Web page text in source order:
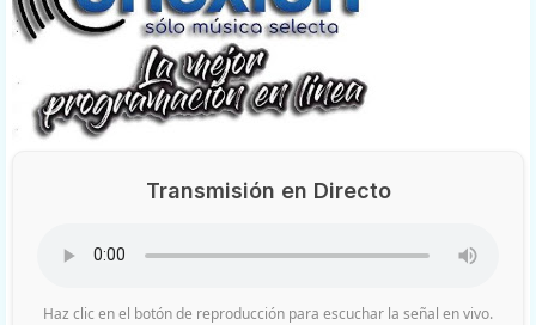
Transmisión en Directo
Haz clic en el botón de reproducción para escuchar la señal en vivo.